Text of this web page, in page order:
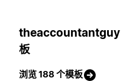
theaccountantguy
板
浏览 188 个模板